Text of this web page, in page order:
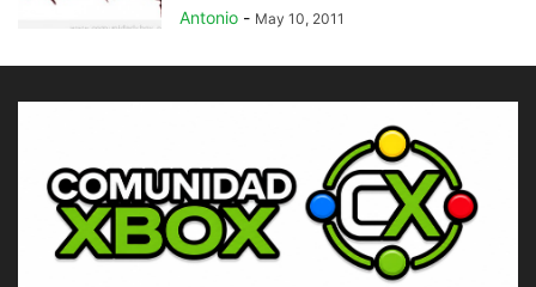
Antonio - May 10, 2011